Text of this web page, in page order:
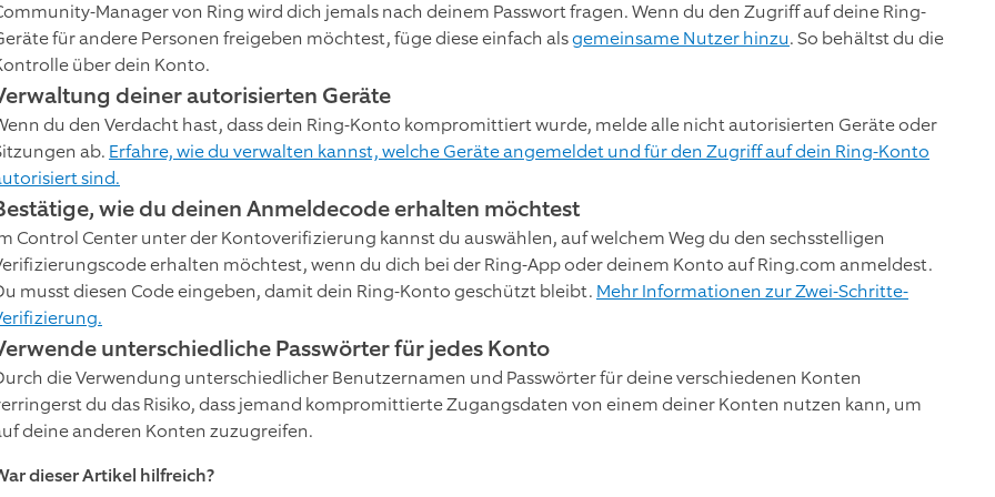
Manager von Ring wird dich jemals nach deinem Passwort fragen. Wenn du den Zugriff auf deine Ring-
für andere Personen freigeben möchtest, füge diese einfach alsgemeinsame Nutzer hinzu. So behältst du die
über dein Konto.
deiner autorisierten Geräte
du den Verdacht hast, dass dein Ring-Konto kompromittiert wurde, melde alle nicht autorisierten Geräte oder
ab. Erfahre, wie du verwalten kannst, welche Geräte angemeldet und für den Zugriff auf dein Ring-Konto
sind.
wie du deinen Anmeldecode erhalten möchtest
Control Center unter der Kontoverifizierung kannst du auswählen, auf welchem Weg du den sechsstelligen
erhalten möchtest, wenn du dich bei der Ring-App oder deinem Konto auf Ring.com anmeldest.
musst diesen Code eingeben, damit dein Ring-Konto geschützt bleibt. Mehr Informationen zur Zwei-Schritte-
unterschiedliche Passwörter für jedes Konto
die Verwendung unterschiedlicher Benutzernamen und Passwörter für deine verschiedenen Konten
du das Risiko, dass jemand kompromittierte Zugangsdaten von einem deiner Konten nutzen kann, um
deine anderen Konten zuzugreifen.
dieser Artikel hilfreich?